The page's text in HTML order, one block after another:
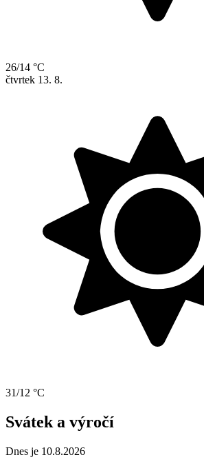
26/14 °C
čtvrtek 13. 8.
31/12 °C
Svátek a výročí
Dnes je 10.8.2026